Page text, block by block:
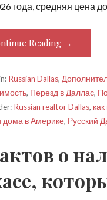
года, средняя цена
Reading →
Russian Dallas,
, Перезд в Даллас,
Russian realtor Dallas,
дома в Америке, Русский
о